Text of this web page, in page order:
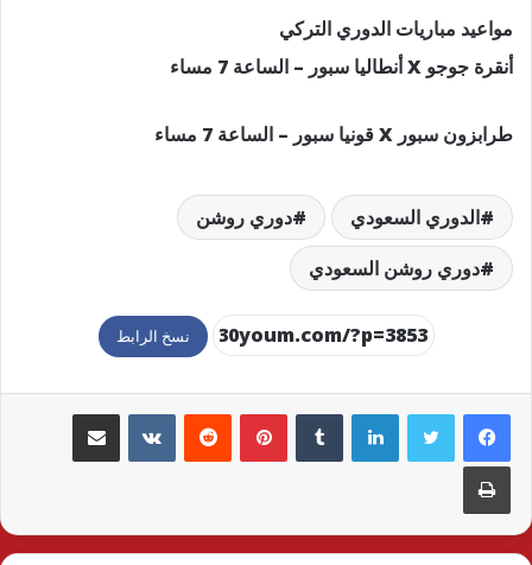
مواعيد مباريات الدوري التركي
أنقرة جوجو X أنطاليا سبور – الساعة 7 مساء
طرابزون سبور X قونيا سبور – الساعة 7 مساء
الدوري السعودي
دوري روشن
دوري روشن السعودي
نسخ الرابط
لينكدإن بينتيريست مشاركة عبر البريد
طباعة